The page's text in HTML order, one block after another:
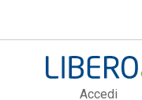
Accedi